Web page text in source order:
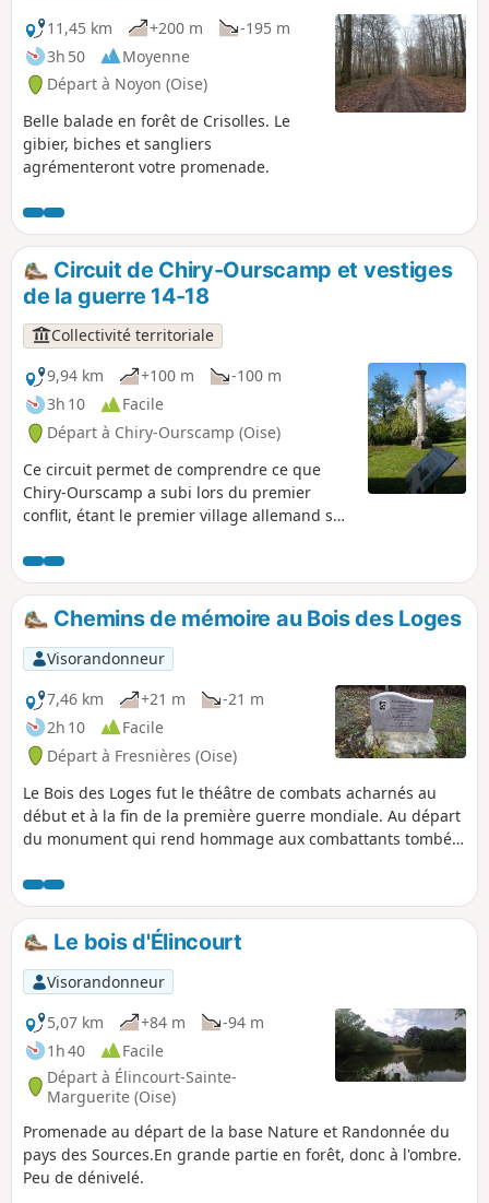
11,45 km
+200 m
-195 m
3h 50
Moyenne
Départ à Noyon (Oise)
Belle balade en forêt de Crisolles. Le
gibier, biches et sangliers
agrémenteront votre promenade.
Circuit de Chiry-Ourscamp et vestiges
de la guerre 14-18
Collectivité territoriale
9,94 km
+100 m
-100 m
3h 10
Facile
Départ à Chiry-Ourscamp (Oise)
Ce circuit permet de comprendre ce que
Chiry-Ourscamp a subi lors du premier
conflit, étant le premier village allemand sur
nombreux vestiges de guerre et des
pupitres explicatifs. Sans oublier le
patrimoine de la commune, comme son
abbaye, son château et sa chapelle.
Chemins de mémoire au Bois des Loges
Visorandonneur
7,46 km
+21 m
-21 m
2h 10
Facile
Départ à Fresnières (Oise)
Le Bois des Loges fut le théâtre de combats acharnés au
début et à la fin de la première guerre mondiale. Au départ
du monument qui rend hommage aux combattants tombés
soldat qui y fut fusillé pour l'exemple, cette randonnée
principalement à travers champs retrace l'histoire
douloureuse de ces lieux.
Le bois d'Élincourt
Visorandonneur
5,07 km
+84 m
-94 m
1h 40
Facile
Départ à Élincourt-Sainte-
Marguerite (Oise)
Promenade au départ de la base Nature et Randonnée du
pays des Sources.En grande partie en forêt, donc à l'ombre.
Peu de dénivelé.